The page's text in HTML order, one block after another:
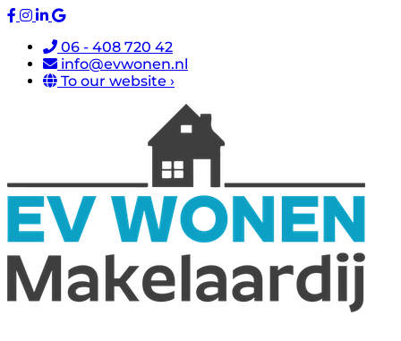
06 - 408 720 42
info@evwonen.nl
To our website ›